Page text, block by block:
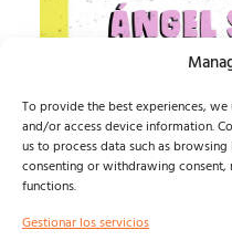
To provide the best experiences,
and/or access device information.
us to process data such as
consenting or withdrawing consent,
functions.
Gestionar los servicios
ESTE AGOSTO, LA
HOGAR: ALMAGRO...
Isma Defern